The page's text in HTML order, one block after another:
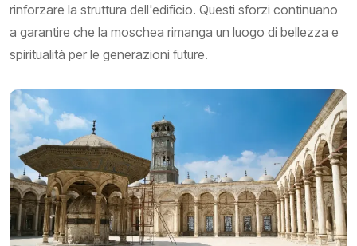
rinforzare la struttura dell'edificio. Questi sforzi continuano
a garantire che la moschea rimanga un luogo di bellezza e
spiritualità per le generazioni future.